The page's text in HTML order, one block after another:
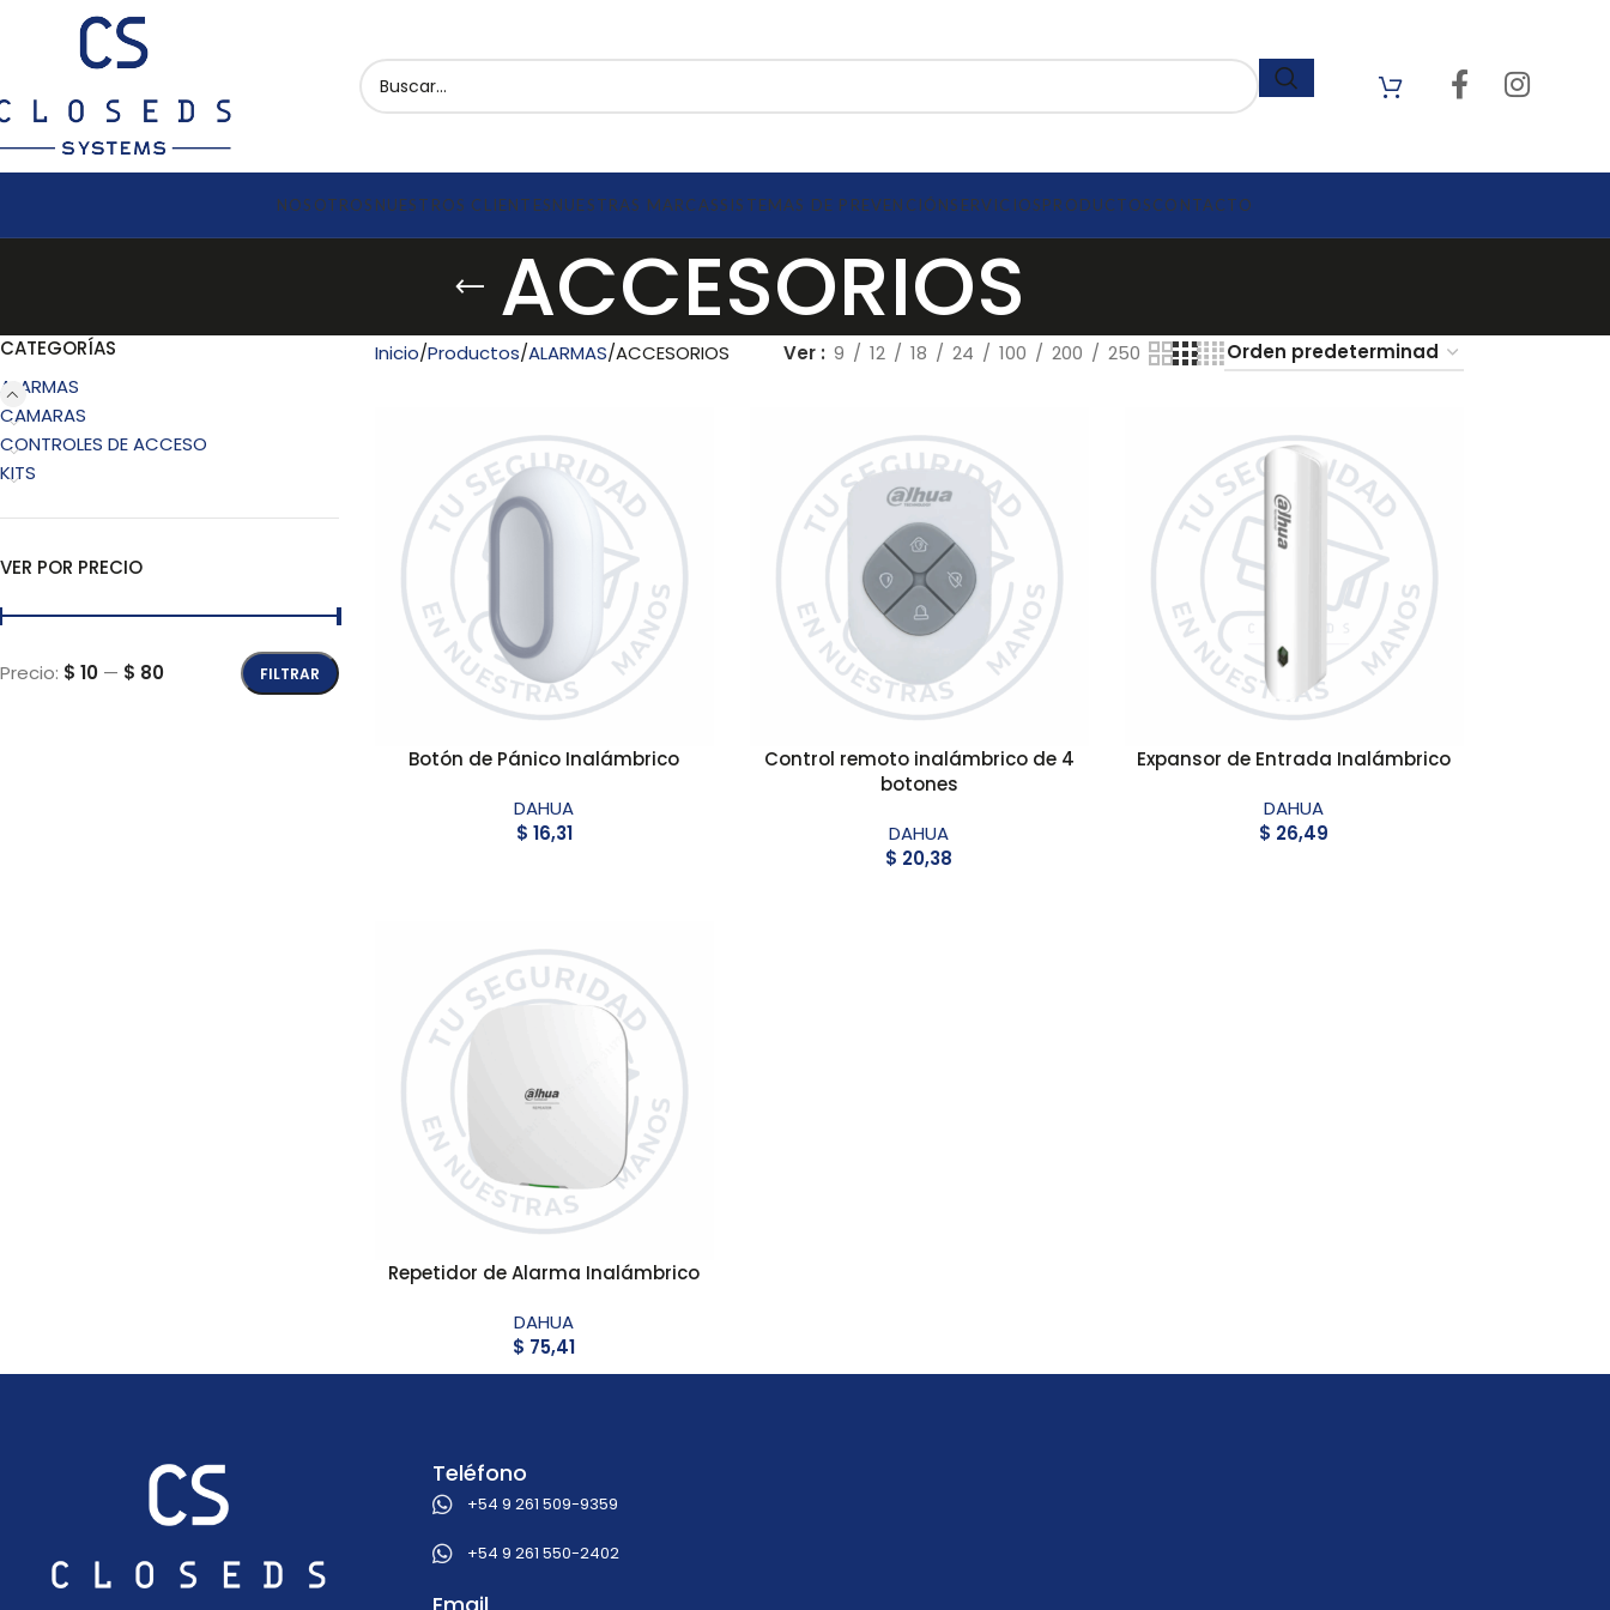
NOSOTROS NUESTROS CLIENTESNUESTRAS MARCASSISTEMAS DE PREVENCIÓNSERVICIOSPRODUCTOSCONTACTO
ACCESORIOS
CATEGORÍAS
ALARMAS
CAMARAS
CONTROLES DE ACCESO
KITS
VER POR PRECIO
FILTRAR
Precio: $ 10 — $ 80
Inicio Productos ALARMAS ACCESORIOS Ver 9 12 18 24 100 200 250
Botón de Pánico Inalámbrico
DAHUA
$ 16,31
Control remoto inalámbrico de 4
botones
DAHUA
$ 20,38
Expansor de Entrada Inalámbrico
DAHUA
$ 26,49
Repetidor de Alarma Inalámbrico
DAHUA
$ 75,41
Teléfono
+54 9 261 509-9359
+54 9 261 550-2402